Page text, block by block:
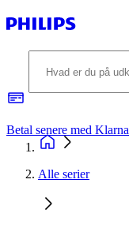
Betal senere med Klarna
Alle serier